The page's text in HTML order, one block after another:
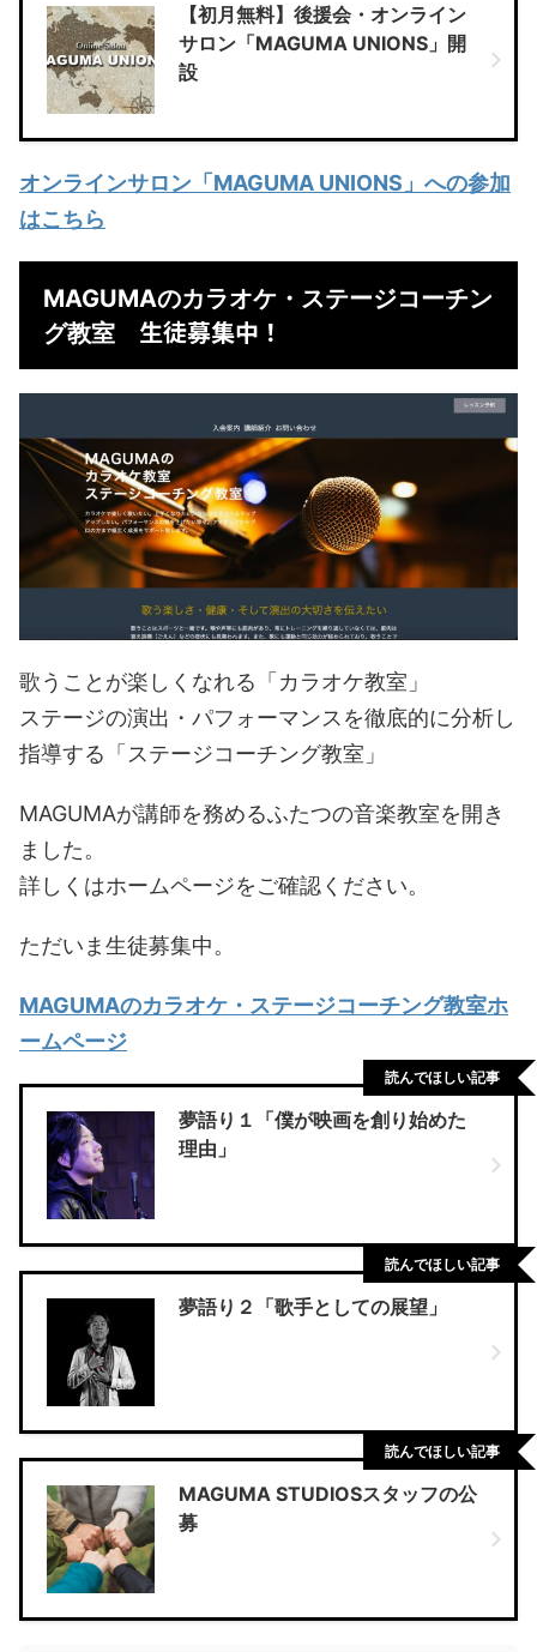
【初月無料】後援会・オンライン
サロン「MAGUMA UNIONS」開
設
オンラインサロン「MAGUMA UNIONS」への参加
はこちら
MAGUMAのカラオケ・ステージコーチン
グ教室
生徒募集中！
歌うことが楽しくなれる「カラオケ教室」
ステージの演出・パフォーマンスを徹底的に分析し
指導する「ステージコーチング教室」
MAGUMAが講師を務めるふたつの音楽教室を開き
ました。
詳しくはホームページをご確認ください。
ただいま生徒募集中。
MAGUMAのカラオケ・ステージコーチング教室ホ
ームページ
夢語り１「僕が映画を創り始めた
理由」
読んでほしい記事
夢語り２「歌手としての展望」
読んでほしい記事
MAGUMA STUDIOSスタッフの公
募
読んでほしい記事